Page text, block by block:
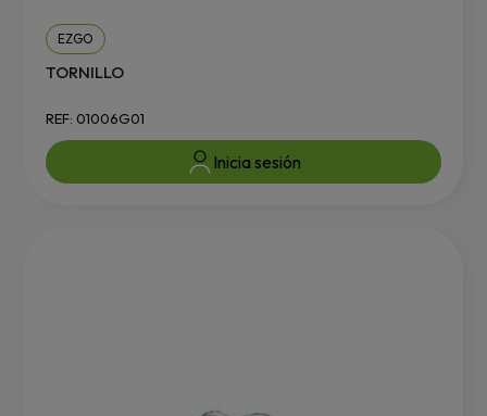
EZGO
TORNILLO
REF: 01006G01
Inicia sesión